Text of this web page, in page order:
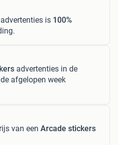
advertenties is 100%
advertenties in de
afgelopen week
van een Arcade stickers